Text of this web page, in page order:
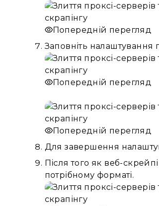
Попередній перегляд
Заповніть налаштування
Попередній перегляд
Попередній перегляд
Для завершення
Після того як веб-
потрібному форматі.